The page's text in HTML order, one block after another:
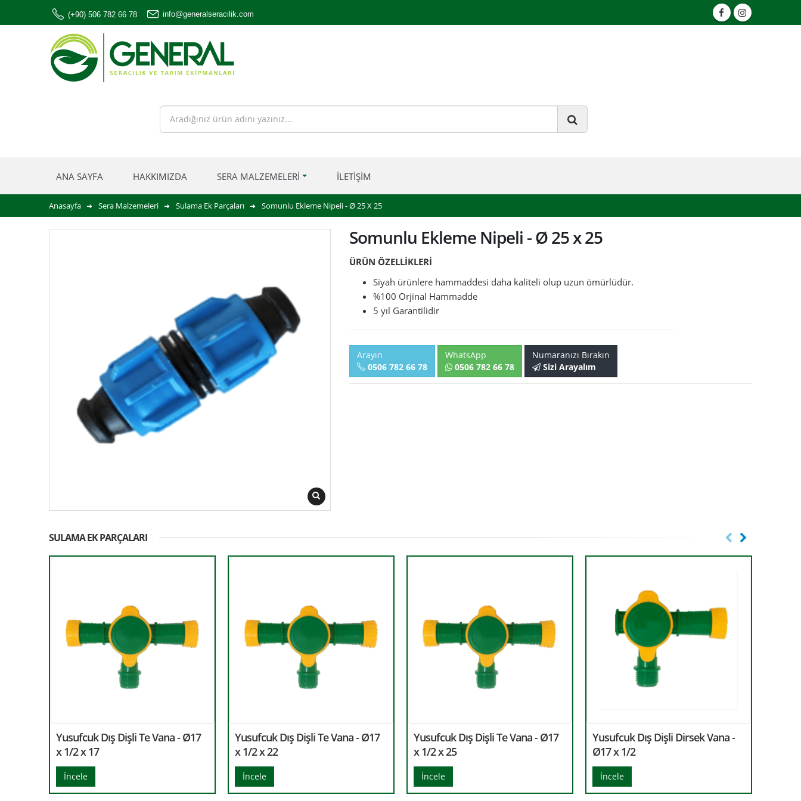
(+90) 506 782 66 78 info@generalseracilik.com
ANA SAYFA HAKKIMIZDA SERA MALZEMELERI İLETIŞIM
Anasayfa Sera Malzemeleri Sulama Ek Parçaları Somunlu Ekleme Nipeli - Ø 25 X 25
Somunlu Ekleme Nipeli - Ø 25 x 25
ÜRÜN ÖZELLİKLERİ
Siyah ürünlere hammaddesi daha kaliteli olup uzun ömürlüdür.
%100 Orjinal Hammadde
5 yıl Garantilidir
Arayın
0506 782 66 78
WhatsApp
0506 782 66 78
Numaranızı Bırakın
Sizi Arayalım
SULAMA EK PARÇALARI
Yusufcuk Dış Dişli Te Vana - Ø17
x 1/2 x 17
İncele
Yusufcuk Dış Dişli Te Vana - Ø17
x 1/2 x 22
İncele
Yusufcuk Dış Dişli Te Vana - Ø17
x 1/2 x 25
İncele
Yusufcuk Dış Dişli Dirsek Vana -
Ø17 x 1/2
İncele